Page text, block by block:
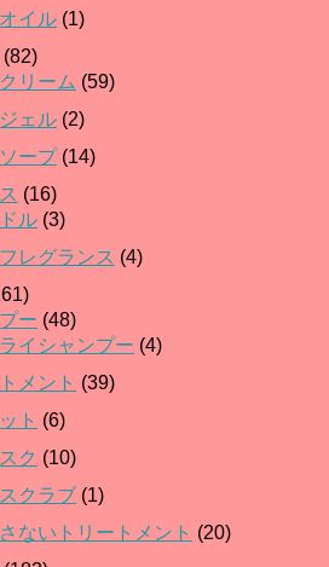
イル (1)
(82)
リーム (59)
ェル (2)
ープ(14)
(16)
ル (3)
レグランス (4)
ー (48)
ライシャンプー (4)
メント (39)
ト (6)
ク (10)
クラブ (1)
ないトリートメント (20)